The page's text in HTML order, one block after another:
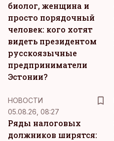
биолог, женщина и
просто порядочный
человек: кого хотят
видеть президентом
русскоязычные
предприниматели
Эстонии?
НОВОСТИ
05.08.26, 08:27
Ряды налоговых
должников ширятся: